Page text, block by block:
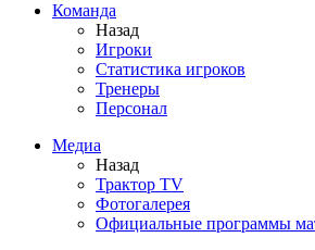
Команда
Назад
Игроки
Статистика игроков
Тренеры
Персонал
Медиа
Назад
Трактор TV
Фотогалерея
Официальные программы